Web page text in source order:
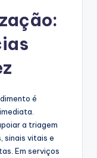
é
a triagem
sinais vitais e
Em serviços